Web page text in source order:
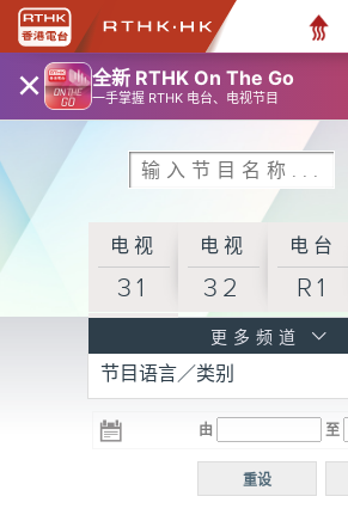
× 全新 RTHK On The Go
一手掌握 RTHK 电台、电视节目
电视
31
电视
32
电台
R1
R3
电台 电台
R5
电台
普通
更多频道
节目语言／类别
由 至
重设